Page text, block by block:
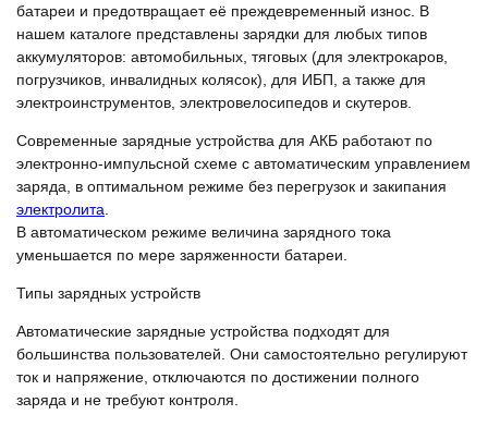
батареи и предотвращает её преждевременный износ. В
нашем каталоге представлены зарядки для любых типов
аккумуляторов: автомобильных, тяговых (для электрокаров,
погрузчиков, инвалидных колясок), для ИБП, а также для
электроинструментов, электровелосипедов и скутеров.
Современные зарядные устройства для АКБ работают по
электронно-импульсной схеме с автоматическим управлением
заряда, в оптимальном режиме без перегрузок и закипания
электролита
В автоматическом режиме величина зарядного тока
уменьшается по мере заряженности батареи.
Типы зарядных устройств
Автоматические зарядные устройства подходят для
большинства пользователей. Они самостоятельно регулируют
ток и напряжение, отключаются по достижении полного
заряда и не требуют контроля.